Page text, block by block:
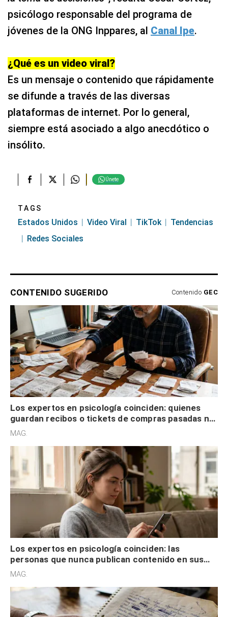
psicólogo responsable del programa de
jóvenes de la ONG Inppares, al Canal Ipe.
¿Qué es un video viral?
Es un mensaje o contenido que rápidamente
se difunde a través de las diversas
plataformas de internet. Por lo general,
siempre está asociado a algo anecdótico o
insólito.
Únete
TAGS
Estados Unidos Video Viral TikTok
Tendencias
Redes Sociales
CONTENIDO SUGERIDO Contenido GEC
Los expertos en psicología coinciden: quienes
guardan recibos o tickets de compras pasadas no
son acumuladores, sino que tienen necesidad de
MAG.
Los expertos en psicología coinciden: las
personas que nunca publican contenido en sus
redes sociales no pretenden buscar validación
MAG.